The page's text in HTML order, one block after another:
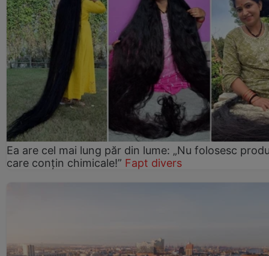
Ea are cel mai lung păr din lume: „Nu folosesc
care conțin chimicale!” Fapt divers